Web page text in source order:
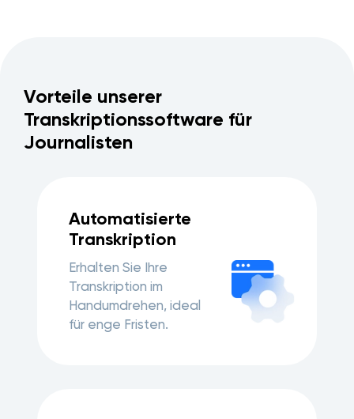
Vorteile unserer
Transkriptionssoftware für
Journalisten
Automatisierte
Transkription
Erhalten Sie Ihre
Transkription im
Handumdrehen, ideal
für enge Fristen.